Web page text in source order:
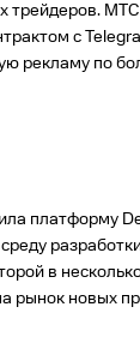
трейдеров.
с
рекламу по
платформу
в
рынок новых